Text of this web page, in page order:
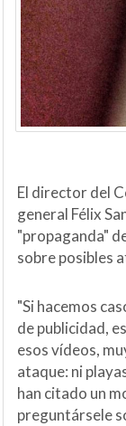
El director del
general Félix
"propaganda"
sobre posibles
"Si hacemos
de publicidad,
esos vídeos,
ataque: ni
han citado un
preguntársele